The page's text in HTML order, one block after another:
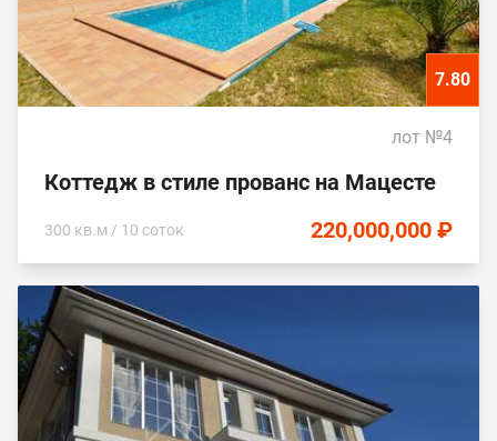
7.80
лот №4
Коттедж в стиле прованс на Мацесте
300 кв.м / 10 соток 220,000,000 ₽